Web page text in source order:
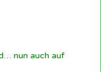
nun auch auf